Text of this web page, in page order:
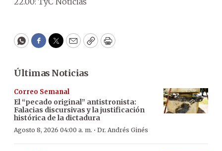
WhatsApp
Facebook
Twitter
EmailCopyPrint
Últimas Noticias
Correo Semanal
El “pecado original” antistronista:
Falacias discursivas y la justificación
histórica de la dictadura
Agosto 8, 2026 04:00 a. m. · Dr. Andrés Ginés